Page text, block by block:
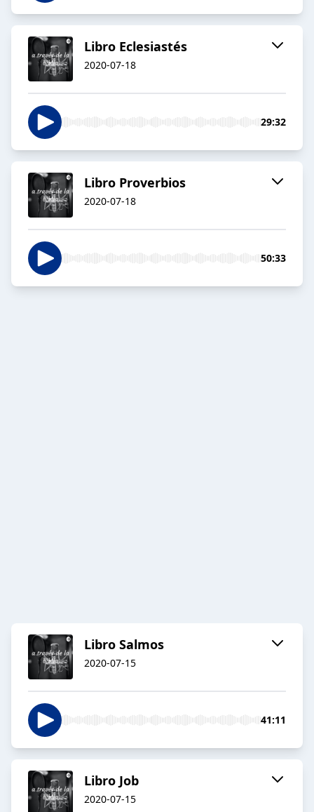
Libro Eclesiastés
2020-07-18
29:32
Libro Proverbios
2020-07-18
50:33
Libro Salmos
2020-07-15
41:11
Libro Job
2020-07-15